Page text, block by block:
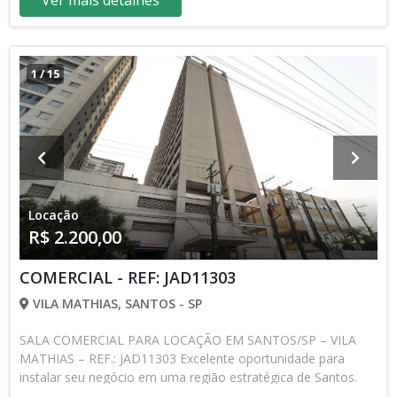
1/15
Locação
R$ 2.200,00
COMERCIAL - REF: JAD11303
VILA MATHIAS, SANTOS - SP
SALA COMERCIAL PARA LOCAÇÃO EM SANTOS/SP – VILA
MATHIAS – REF.: JAD11303 Excelente oportunidade para
instalar seu negócio em uma região estratégica de Santos.